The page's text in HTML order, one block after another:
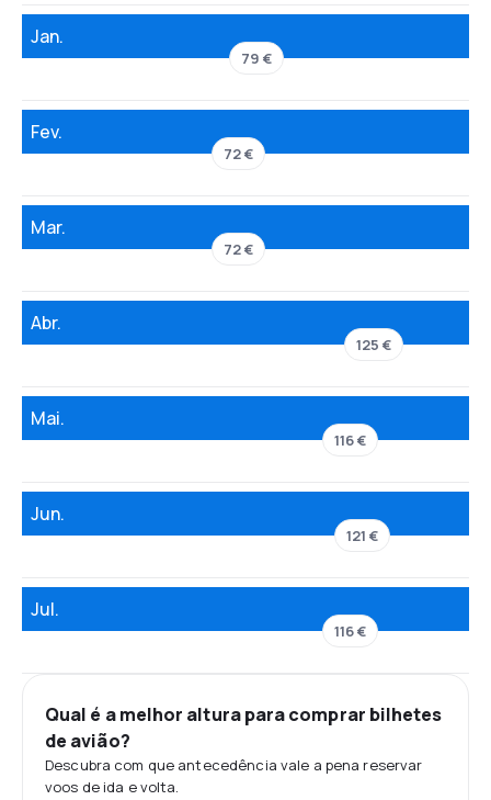
Jan.
79 €
Fev.
72 €
Mar.
72 €
Abr.
125 €
Mai.
116 €
Jun.
121 €
Jul.
116 €
Qual é a melhor altura para comprar bilhetes
de avião?
Descubra com que antecedência vale a pena reservar
voos de ida e volta.